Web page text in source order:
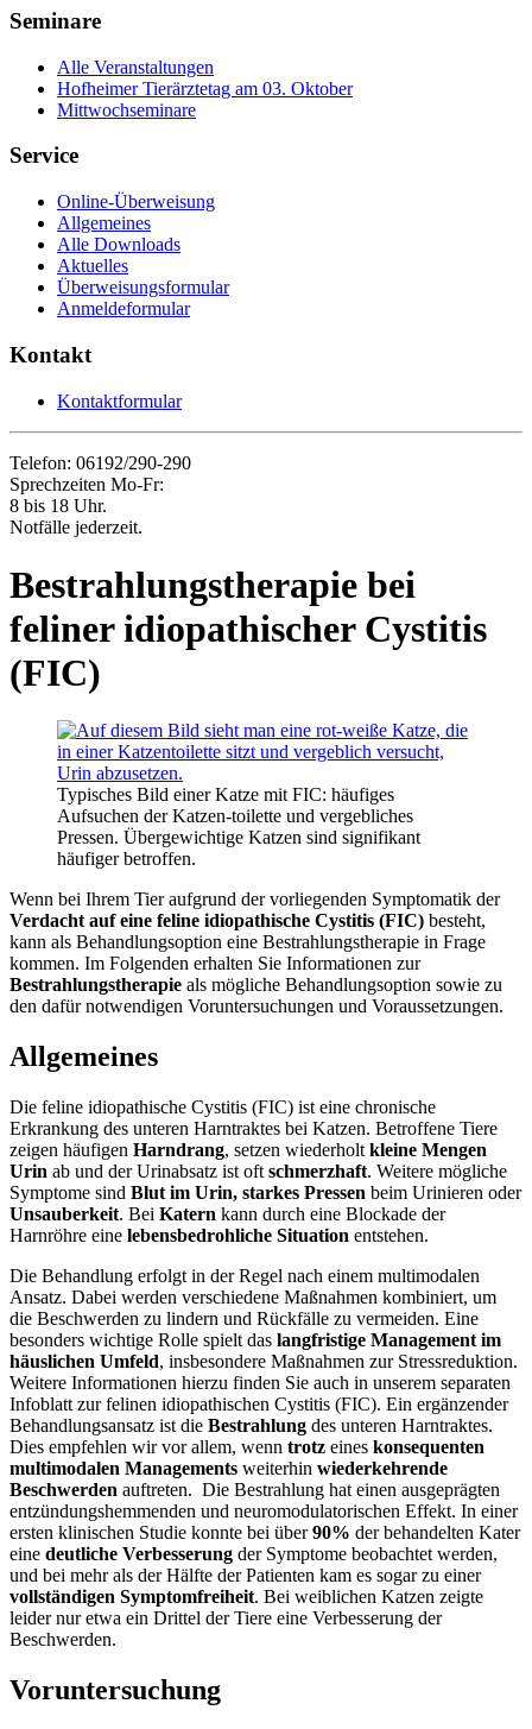
Seminare
Alle Veranstaltungen
Hofheimer Tierärztetag am 03. Oktober
Mittwochseminare
Service
Online-Überweisung
Allgemeines
Alle Downloads
Aktuelles
Überweisungsformular
Anmeldeformular
Kontakt
Kontaktformular
Telefon: 06192/290-290
Sprechzeiten Mo-Fr:
8 bis 18 Uhr.
Notfälle jederzeit.
Bestrahlungstherapie bei
feliner idiopathischer Cystitis
(FIC)
Typisches Bild einer Katze mit FIC: häufiges
Aufsuchen der Katzen-toilette und vergebliches
Pressen. Übergewichtige Katzen sind signifikant
häufiger betroffen.
Wenn bei Ihrem Tier aufgrund der vorliegenden Symptomatik der
Verdacht auf eine feline idiopathische Cystitis (FIC) besteht,
kann als Behandlungsoption eine Bestrahlungstherapie in Frage
kommen. Im Folgenden erhalten Sie Informationen zur
Bestrahlungstherapie als mögliche Behandlungsoption sowie zu
den dafür notwendigen Voruntersuchungen und Voraussetzungen.
Allgemeines
Die feline idiopathische Cystitis (FIC) ist eine chronische
Erkrankung des unteren Harntraktes bei Katzen. Betroffene Tiere
zeigen häufigen Harndrang, setzen wiederholt kleine Mengen
Urin ab und der Urinabsatz ist oft schmerzhaft. Weitere mögliche
Symptome sind Blut im Urin, starkes Pressen beim Urinieren oder
Unsauberkeit. Bei Katern kann durch eine Blockade der
Harnröhre eine lebensbedrohliche Situation entstehen.
Die Behandlung erfolgt in der Regel nach einem multimodalen
Ansatz. Dabei werden verschiedene Maßnahmen kombiniert, um
die Beschwerden zu lindern und Rückfälle zu vermeiden. Eine
besonders wichtige Rolle spielt das langfristige Management im
häuslichen Umfeld, insbesondere Maßnahmen zur Stressreduktion.
Weitere Informationen hierzu finden Sie auch in unserem separaten
Infoblatt zur felinen idiopathischen Cystitis (FIC). Ein ergänzender
Behandlungsansatz ist die Bestrahlung des unteren Harntraktes.
Dies empfehlen wir vor allem, wenn trotz eines konsequenten
multimodalen Managements weiterhin wiederkehrende
Beschwerden auftreten. Die Bestrahlung hat einen ausgeprägten
entzündungshemmenden und neuromodulatorischen Effekt. In einer
ersten klinischen Studie konnte bei über90% der behandelten Kater
eine deutliche Verbesserung der Symptome beobachtet werden,
und bei mehr als der Hälfte der Patienten kam es sogar zu einer
vollständigen Symptomfreiheit. Bei weiblichen Katzen zeigte
leider nur etwa ein Drittel der Tiere eine Verbesserung der
Beschwerden.
Voruntersuchung